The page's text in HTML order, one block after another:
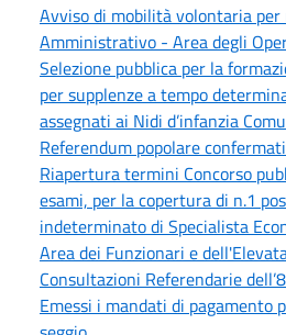
Avviso di mobilità volontaria per
Amministrativo - Area degli
Selezione pubblica per la
per supplenze a tempo
assegnati ai Nidi d’infanzia
Referendum popolare
Riapertura termini Concorso
esami, per la copertura di n.1
indeterminato di Specialista
Area dei Funzionari e
Consultazioni Referendarie
Emessi i mandati di pagamento